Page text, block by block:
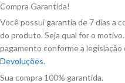
Compra Garantida!
Você possui garantia de 7 dias a
do produto. Seja qual for o
pagamento conforme a legislação
Devoluções.
Sua compra 100% garantida.